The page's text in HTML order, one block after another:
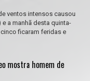
ventos intensos causou
a manhã desta quinta-
ficaram feridas e
mostra homem de